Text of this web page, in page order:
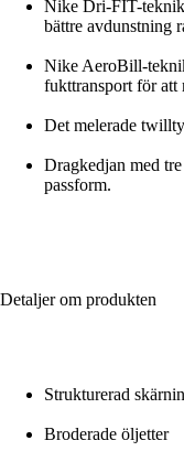
Nike Dri-FIT-
bättre avdunstning
Nike AeroBill-
fukttransport för att
Det melerade
Dragkedjan med
passform.
Detaljer om produkten
Strukturerad
Broderade öljetter